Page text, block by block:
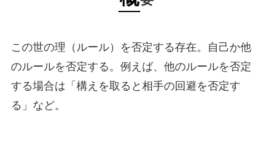
この世の理（ルール）を否定する存在。自己か他
のルールを否定する。例えば、他のルールを否定
する場合は「構えを取ると相手の回避を否定す
る」など。